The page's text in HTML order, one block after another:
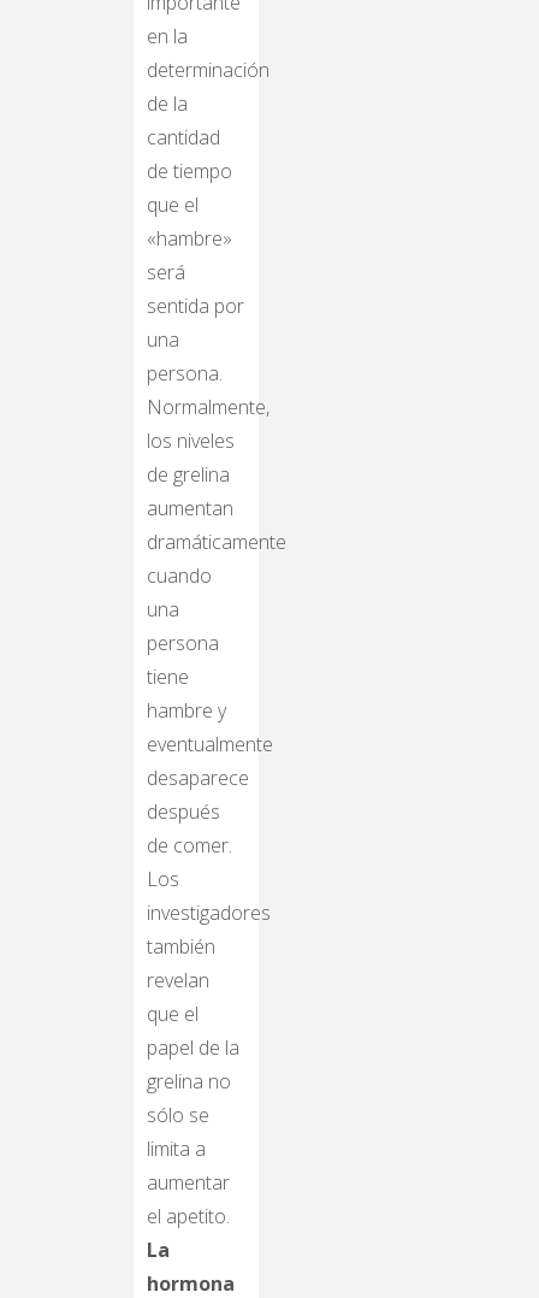
en la
determinación
de la
cantidad
de tiempo
que el
«hambre»
será
sentida por
una
persona.
Normalmente,
los niveles
de grelina
aumentan
dramáticamente
cuando
una
persona
tiene
hambre y
eventualmente
desaparece
después
de comer.
Los
investigadores
también
revelan
que el
papel de la
grelina no
sólo se
limita a
aumentar
el apetito.
La
hormona